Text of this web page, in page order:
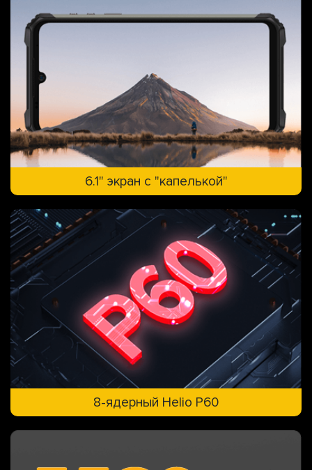
6.1" экран с "капелькой"
8-ядерный Helio P60